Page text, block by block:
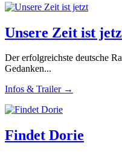
Unsere Zeit ist
Der erfolgreichste deutsche
Gedanken...
Infos & Trailer →
Findet Dorie